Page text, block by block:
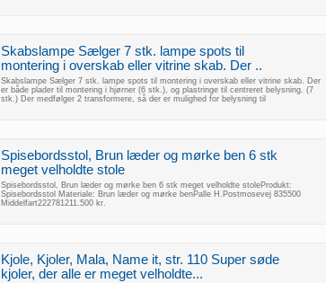
Skabslampe Sælger 7 stk. lampe spots til
montering i overskab eller vitrine skab. Der ..
Skabslampe Sælger 7 stk. lampe spots til montering i overskab eller vitrine skab. Der
er både plader til montering i hjørner (6 stk.), og plastringe til centreret belysning. (7
stk.) Der medfølger 2 transformere, så der er mulighed for belysning til
Spisebordsstol, Brun læder og mørke ben 6 stk
meget velholdte stole
Spisebordsstol, Brun læder og mørke ben 6 stk meget velholdte stoleProdukt:
Spisebordsstol Materiale: Brun læder og mørke benPalle H.Postmosevej 835500
Middelfart222781211.500 kr.
Kjole, Kjoler, Mala, Name it, str. 110 Super søde
kjoler, der alle er meget velholdte...